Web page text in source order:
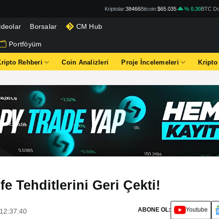
Kriptolar:38466Bitcoin:$65.035 % 0.30BTC
Borsalar CM Hub
Portföyüm
Rehberi Coin Analizleri Proje İncelemeleri Kripto
Tehditlerini Geri Çekti!
ABONE OL: Youtube